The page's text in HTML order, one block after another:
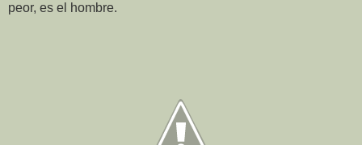
peor, es el hombre.